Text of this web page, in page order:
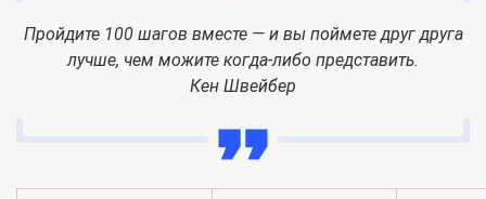
Пройдите 100 шагов вместе — и вы поймете друг друга
лучше, чем можите когда-либо представить.
Кен Швейбер